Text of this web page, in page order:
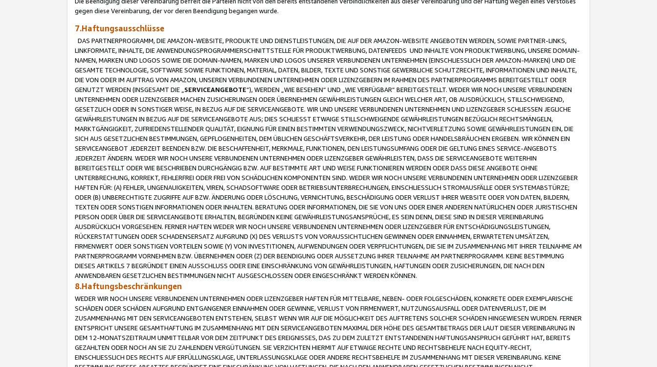
gegen diese Vereinbarung, der vor deren Beendigung begangen wurde.
7.Haftungsausschlüsse
DAS PARTNERPROGRAMM, DIE AMAZON-WEBSITE, PRODUKTE UND DIENSTLEISTUNGEN, DIE AUF DER AMAZON-WEBSITE ANGEBOTEN WERDEN, SOWIE PARTNER-LINKS,
LINKFORMATE, INHALTE, DIE ANWENDUNGSPROGRAMMIERSCHNITTSTELLE FÜR PRODUKTWERBUNG, DATENFEEDS UND INHALTE VON PRODUKTWERBUNG, UNSERE DOMAIN-
NAMEN, MARKEN UND LOGOS SOWIE DIE DOMAIN-NAMEN, MARKEN UND LOGOS UNSERER VERBUNDENEN UNTERNEHMEN (EINSCHLIESSLICH DER AMAZON-MARKEN) UND DIE
GESAMTE TECHNOLOGIE, SOFTWARE SOWIE FUNKTIONEN, MATERIAL, DATEN, BILDER, TEXTE UND SONSTIGE GEWERBLICHE SCHUTZRECHTE, INFORMATIONEN UND INHALTE,
DIE VON ODER IM AUFTRAG VON AMAZON, UNSEREN VERBUNDENEN UNTERNEHMEN ODER LIZENZGEBERN IM RAHMEN DES PARTNERPROGRAMMS BEREITGESTELLT ODER
GENUTZT WERDEN (INSGESAMT DIE „ SERVICEANGEBOTE“), WERDEN „WIE BESEHEN“ UND „WIE VERFÜGBAR“ BEREITGESTELLT. WEDER WIR NOCH UNSERE VERBUNDENEN
UNTERNEHMEN ODER LIZENZGEBER MACHEN ZUSICHERUNGEN ODER ÜBERNEHMEN GEWÄHRLEISTUNGEN GLEICH WELCHER ART, OB AUSDRÜCKLICH, STILLSCHWEIGEND,
GESETZLICH ODER IN SONSTIGER WEISE, IN BEZUG AUF DIE SERVICEANGEBOTE. WIR UND UNSERE VERBUNDENEN UNTERNEHMEN UND LIZENZGEBER SCHLIESSEN JEGLICHE
GEWÄHRLEISTUNGEN IN BEZUG AUF DIE SERVICEANGEBOTE AUS; DIES SCHLIESST ETWAIGE STILLSCHWEIGENDE GEWÄHRLEISTUNGEN BEZÜGLICH RECHTSMÄNGELN,
MARKTGÄNGIGKEIT, ZUFRIEDENSTELLENDER QUALITÄT, EIGNUNG FÜR EINEN BESTIMMTEN VERWENDUNGSZWECK, NICHTVERLETZUNG SOWIE GEWÄHRLEISTUNGEN EIN, DIE
SICH AUS GESETZLICHEN BESTIMMUNGEN, GEPFLOGENHEITEN, DEM ÜBLICHEN GESCHÄFTSVERKEHR, DER LEISTUNG ODER HANDELSBRÄUCHEN ERGEBEN. WIR KÖNNEN EIN
SERVICEANGEBOT JEDERZEIT BEENDEN BZW. DIE BESCHAFFENHEIT, MERKMALE, FUNKTIONEN, DEN LEISTUNGSUMFANG ODER DIE GELTUNG EINES SERVICE-ANGEBOTS
JEDERZEIT ÄNDERN. WEDER WIR NOCH UNSERE VERBUNDENEN UNTERNEHMEN ODER LIZENZGEBER GEWÄHRLEISTEN, DASS DIE SERVICEANGEBOTE WEITERHIN
BEREITGESTELLT ODER WIE BESCHRIEBEN DURCHGÄNGIG BZW. AUF BESTIMMTE ART UND WEISE FUNKTIONIEREN WERDEN ODER DASS DIESE ANGEBOTE OHNE
UNTERBRECHUNG, KORREKT, FEHLERFREI ODER FREI VON SCHÄDLICHEN KOMPONENTEN SIND. WEDER WIR NOCH UNSERE VERBUNDENEN UNTERNEHMEN ODER LIZENZGEBER
HAFTEN FÜR: (A) FEHLER, UNGENAUIGKEITEN, VIREN, SCHADSOFTWARE ODER BETRIEBSUNTERBRECHUNGEN, EINSCHLIESSLICH STROMAUSFÄLLE ODER SYSTEMABSTÜRZE;
ODER (B) UNBERECHTIGTE ZUGRIFFE AUF BZW. ÄNDERUNG ODER LÖSCHUNG, VERNICHTUNG, BESCHÄDIGUNG ODER VERLUST IHRER WEBSITE ODER VON DATEN, BILDERN,
TEXTEN ODER SONSTIGEN INFORMATIONEN ODER INHALTEN. BERATUNG ODER INFORMATIONEN, DIE SIE VON UNS ODER EINER ANDEREN NATÜRLICHEN ODER JURISTISCHEN
PERSON ODER ÜBER DIE SERVICEANGEBOTE ERHALTEN, BEGRÜNDEN KEINE GEWÄHRLEISTUNGSANSPRÜCHE, ES SEIN DENN, DIESE SIND IN DIESER VEREINBARUNG
AUSDRÜCKLICH VORGESEHEN. FERNER HAFTEN WEDER WIR NOCH UNSERE VERBUNDENEN UNTERNEHMEN ODER LIZENZGEBER FÜR ENTSCHÄDIGUNGSLEISTUNGEN,
RÜCKERSTATTUNGEN ODER SCHADENSERSATZ AUFGRUND (X) DES VERLUSTS VON VORAUSSICHTLICHEN GEWINNEN ODER EINNAHMEN, ERWARTETEN UMSÄTZEN,
FIRMENWERT ODER SONSTIGEN VORTEILEN SOWIE (Y) VON INVESTITIONEN, AUFWENDUNGEN ODER VERPFLICHTUNGEN, DIE SIE IM ZUSAMMENHANG MIT IHRER TEILNAHME AM
PARTNERPROGRAMM VORNEHMEN BZW. ÜBERNEHMEN ODER (Z) DER BEENDIGUNG ODER AUSSETZUNG IHRER TEILNAHME AM PARTNERPROGRAMM. KEINE BESTIMMUNG
DIESES ARTIKELS 7 BEGRÜNDET EINEN AUSSCHLUSS ODER EINE EINSCHRÄNKUNG VON GEWÄHRLEISTUNGEN, HAFTUNGEN ODER ZUSICHERUNGEN, DIE NACH DEN
ANWENDBAREN GESETZLICHEN BESTIMMUNGEN NICHT AUSGESCHLOSSEN ODER EINGESCHRÄNKT WERDEN KÖNNEN.
8.Haftungsbeschränkungen
WEDER WIR NOCH UNSERE VERBUNDENEN UNTERNEHMEN ODER LIZENZGEBER HAFTEN FÜR MITTELBARE, NEBEN- ODER FOLGESCHÄDEN, KONKRETE ODER EXEMPLARISCHE
SCHÄDEN ODER SCHÄDEN AUFGRUND ENTGANGENER EINNAHMEN ODER GEWINNE, VERLUST VON FIRMENWERT, NUTZUNGSAUSFALL ODER DATENVERLUST, DIE IM
ZUSAMMENHANG MIT DEN SERVICEANGEBOTEN ENTSTEHEN, SELBST WENN WIR AUF DIE MÖGLICHKEIT DES AUFTRETENS SOLCHER SCHÄDEN HINGEWIESEN WURDEN. FERNER
ENTSPRICHT UNSERE GESAMTHAFTUNG IM ZUSAMMENHANG MIT DEN SERVICEANGEBOTEN MAXIMAL DER HÖHE DES GESAMTBETRAGS DER LAUT DIESER VEREINBARUNG IN
DEM 12-MONATSZEITRAUM UNMITTELBAR VOR DEM ZEITPUNKT DES EREIGNISSES, DAS ZU DEM ZULETZT ENTSTANDENEN HAFTUNGSANSPRUCH GEFÜHRT HAT, BEREITS
GEZAHLTEN ODER NOCH AN SIE ZU ZAHLENDEN VERGÜTUNGEN. SIE VERZICHTEN HIERMIT AUF ETWAIGE RECHTE UND RECHTSBEHELFE NACH EQUITY-RECHT,
EINSCHLIESSLICH DES RECHTS AUF ERFÜLLUNGSKLAGE, UNTERLASSUNGSKLAGE ODER ANDERE RECHTSBEHELFE IM ZUSAMMENHANG MIT DIESER VEREINBARUNG. KEINE